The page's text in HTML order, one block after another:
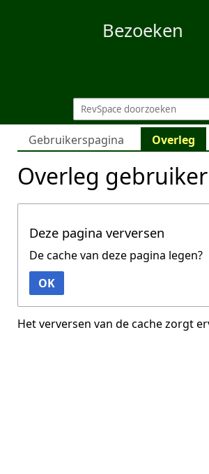
Bezoeken
Gebruikerspagina Overleg
Overleg
Deze pagina verversen
De cache van deze pagina legen?
OK
Het verversen van de cache zorgt